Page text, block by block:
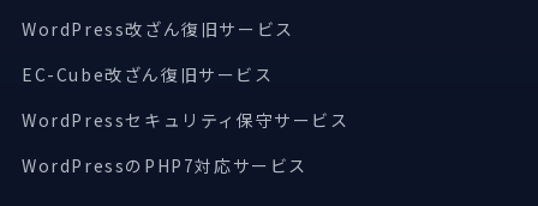
WordPress改ざん復旧サービス
EC-Cube改ざん復旧サービス
WordPressセキュリティ保守サービス
WordPressのPHP7対応サービス